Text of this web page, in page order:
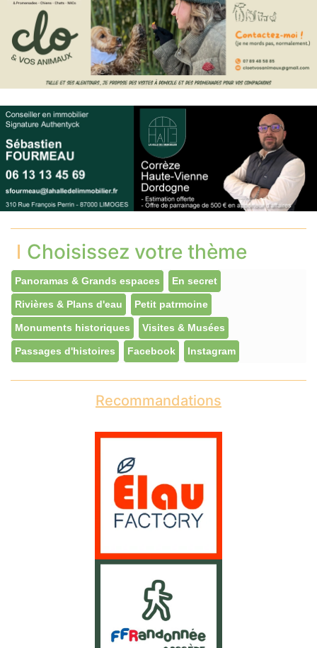
Choisissez votre thème
Panoramas & Grands espaces En secret
Rivières & Plans d'eau Petit patrmoine
Monuments historiques Visites & Musées
Passages d'histoires Facebook Instagram
Recommandations